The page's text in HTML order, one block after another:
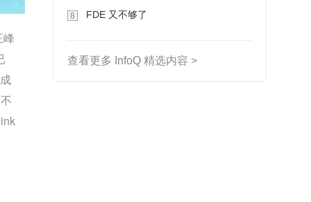
峰
8 FDE 又不够了
查看更多 InfoQ 精选内容 >